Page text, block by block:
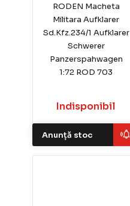
RODEN Macheta
Militara Aufklarer
Sd.Kfz.234/1 Aufklarer
Schwerer
Panzerspahwagen
1:72 ROD 703
Indisponibil
Anunță stoc